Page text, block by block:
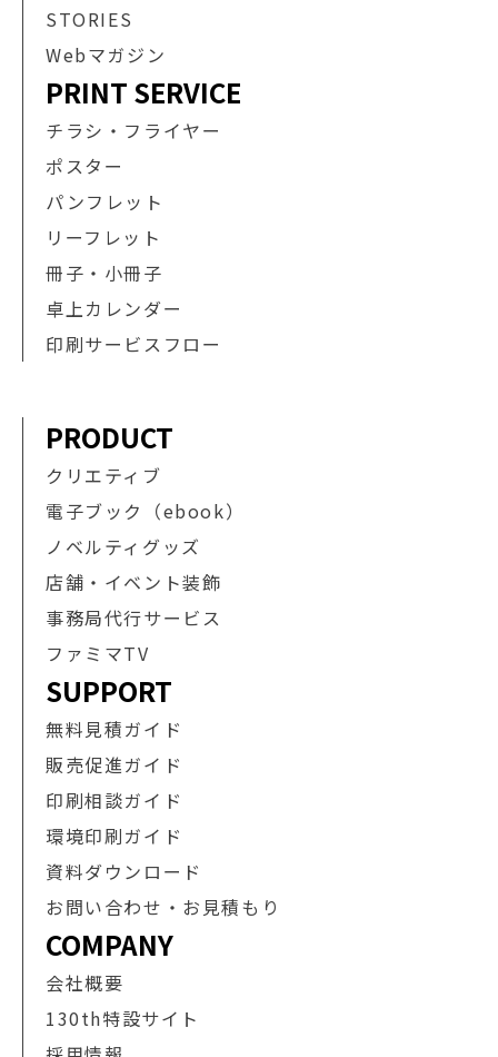
STORIES
Webマガジン
PRINT SERVICE
チラシ・フライヤー
ポスター
パンフレット
リーフレット
冊子・小冊子
卓上カレンダー
印刷サービスフロー
PRODUCT
クリエティブ
電子ブック（ebook）
ノベルティグッズ
店舗・イベント装飾
事務局代行サービス
ファミマTV
SUPPORT
無料見積ガイド
販売促進ガイド
印刷相談ガイド
環境印刷ガイド
資料ダウンロード
お問い合わせ・お見積もり
COMPANY
会社概要
130th特設サイト